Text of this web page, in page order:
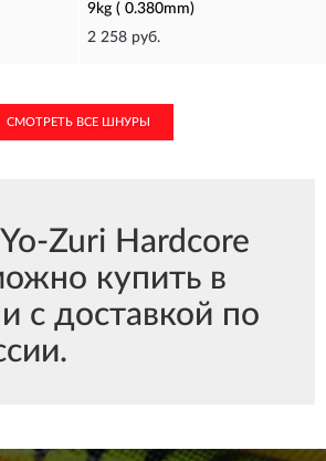
9kg ( 0.380mm)
2 258 руб.
СМОТРЕТЬ ВСЕ ШНУРЫ
Zuri Hardcore
купить в
с доставкой по